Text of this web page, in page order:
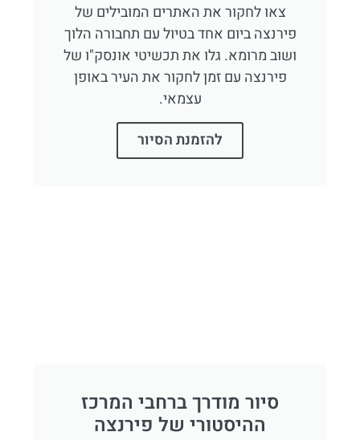
צאו לחקור את האתרים המובילים של
פירנצה ביום אחד בטיול עם תחבורה הלוך
ושוב מרומא. גלו את תכשיטי אונסק"ו של
פירנצה עם זמן לחקור את העיר באופן
עצמאי.
להזמנת הסיור
סיור מודרך ברחבי המרכז
ההיסטורי של פירנצה